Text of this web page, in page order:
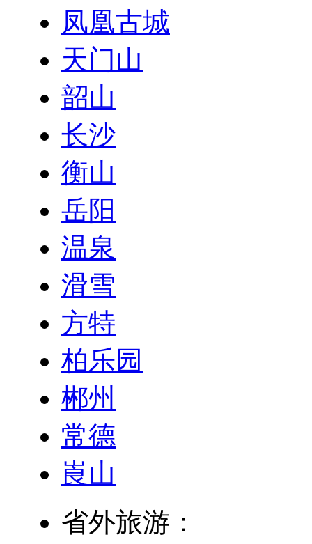
凤凰古城
天门山
韶山
长沙
衡山
岳阳
温泉
滑雪
方特
柏乐园
郴州
常德
崀山
省外旅游：